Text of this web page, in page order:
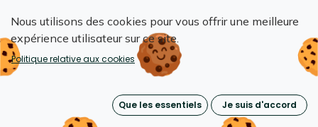
Emballages réutilisables & écoconception
Le Vrai prix de vos emballages jetables
​Le problème
Nous utilisons des cookies pour vous offrir une meilleure
expérience utilisateur sur ce site.
Politique relative aux cookies
Que les essentiels Je suis d'accord